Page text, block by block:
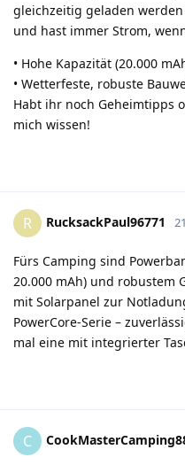
gleichzeitig geladen
und hast immer Strom,
• Hohe Kapazität (20.000
• Wetterfeste, robuste
Habt ihr noch Geheimtipps
mich wissen!
R RucksackPaul96771
Fürs Camping sind
20.000 mAh) und robustem
mit Solarpanel zur
PowerCore-Serie –
mal eine mit integrierter
C